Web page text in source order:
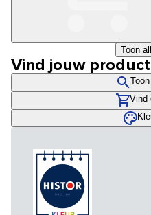
Toon
Vind jouw
Vind